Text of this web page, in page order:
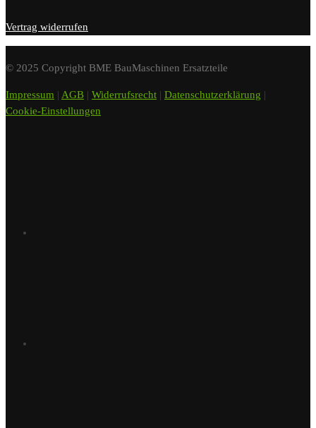
Vertrag widerrufen
© 2025 Copyright BME BauMaschinen Ersatzteile
Impressum | AGB | Widerrufsrecht | Datenschutzerklärung |
Cookie-Einstellungen